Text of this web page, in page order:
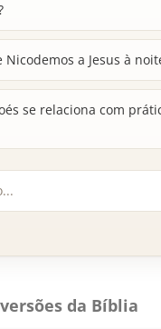
a Jesus à
se relaciona com
da Bíblia